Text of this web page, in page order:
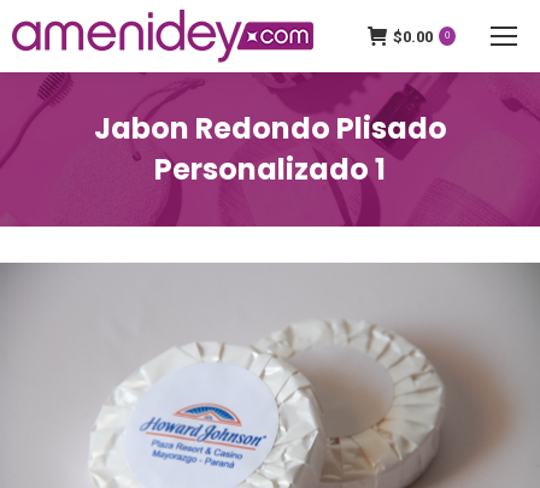
$0.00 0
Jabon Redondo Plisado
Personalizado 1